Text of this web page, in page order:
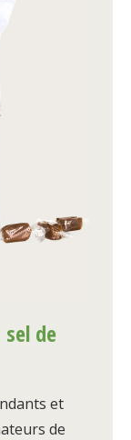
de
et
de